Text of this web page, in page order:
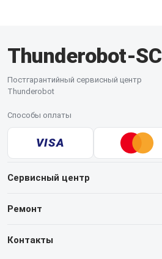
Thunderobot-SC
Постгарантийный сервисный центр
Thunderobot
Способы оплаты
VISA
Сервисный центр
О нашем сервисе
Ремонт
Ноутбуков
Контакты